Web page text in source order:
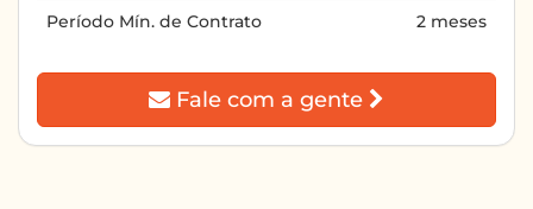
Período Mín. de Contrato 2 meses
Fale com a gente